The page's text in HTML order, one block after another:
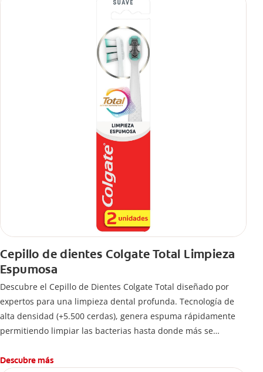
Cepillo de dientes Colgate Total Limpieza
Espumosa
Descubre el Cepillo de Dientes Colgate Total diseñado por
expertos para una limpieza dental profunda. Tecnología de
alta densidad (+5.500 cerdas), genera espuma rápidamente
permitiendo limpiar las bacterias hasta donde más se
Descubre más